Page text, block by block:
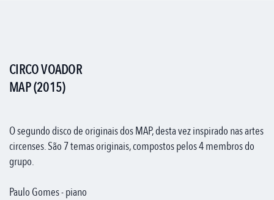
CIRCO VOADOR
MAP (2015)
O segundo disco de originais dos MAP, desta vez inspirado nas artes
circenses. São 7 temas originais, compostos pelos 4 membros do
grupo.
Paulo Gomes - piano